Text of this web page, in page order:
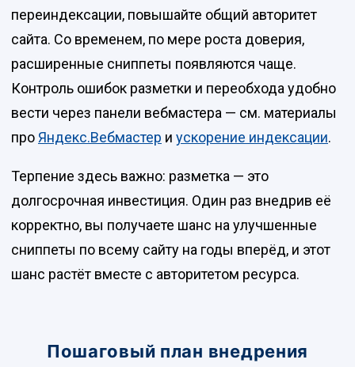
переиндексации, повышайте общий авторитет
сайта. Со временем, по мере роста доверия,
расширенные сниппеты появляются чаще.
Контроль ошибок разметки и переобхода удобно
вести через панели вебмастера — см. материалы
про Яндекс.Вебмастер и ускорение индексации.
Терпение здесь важно: разметка — это
долгосрочная инвестиция. Один раз внедрив её
корректно, вы получаете шанс на улучшенные
сниппеты по всему сайту на годы вперёд, и этот
шанс растёт вместе с авторитетом ресурса.
Пошаговый план внедрения